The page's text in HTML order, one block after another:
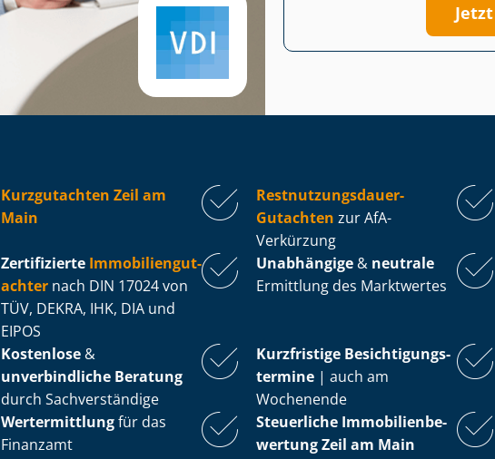
Kurzgutachten Zeil am
Main
Rest­nut­zungs­dau­er-
Gutachten zur AfA-
Verkürzung
Zertifizierte Im­mo­bi­li­en­gut­
ach­ter nach DIN 17024 von
TÜV, DEKRA, IHK, DIA und
EIPOS
Unabhängige & neutrale
Ermittlung des Marktwertes
Kostenlose &
unverbindliche Beratung
durch Sachverständige
Kurzfristige Be­sich­ti­gungs­
ter­mi­ne | auch am
Wochenende
Wertermittlungfür das
Finanzamt
Steuerliche Im­mo­bi­li­en­be­
wer­tungZeil am Main